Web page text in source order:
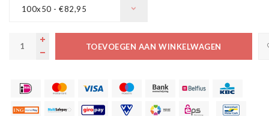
100x50 - €82,95
TOEVOEGEN AAN WINKELWAGEN